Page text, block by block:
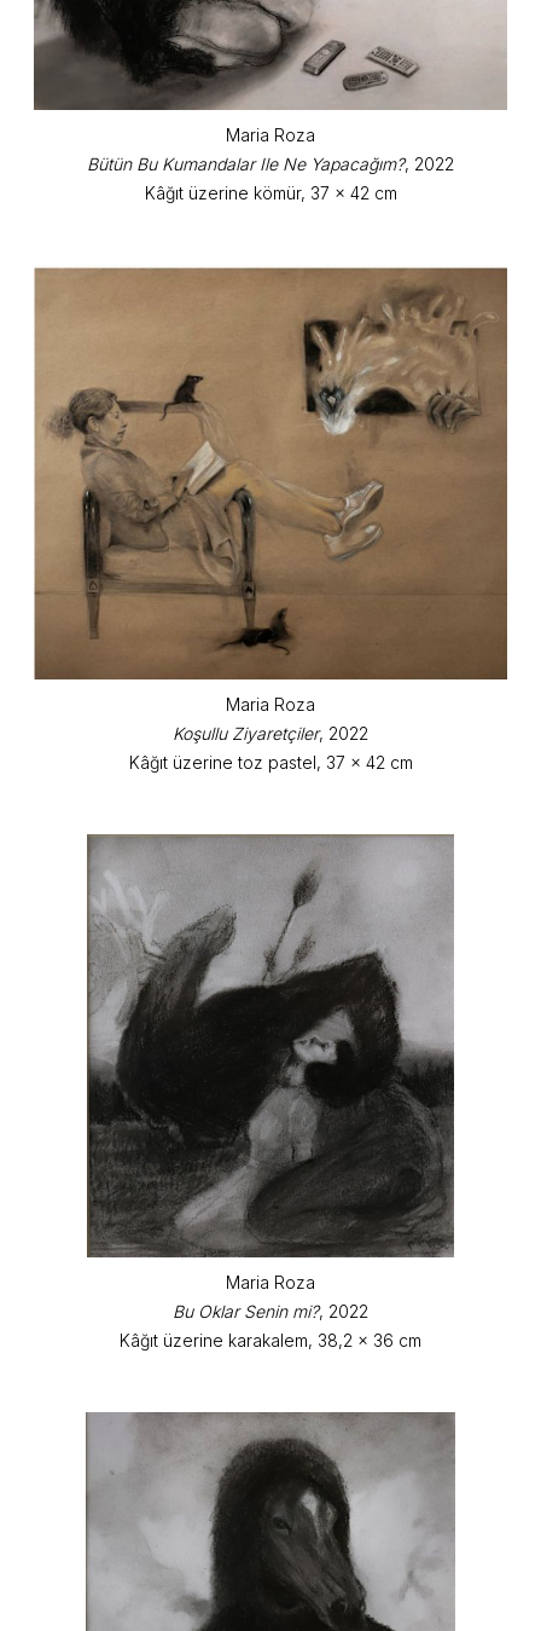
Maria Roza
Bütün Bu Kumandalar Ile Ne Yapacağım?, 2022
Kâğıt üzerine kömür, 37 x 42 cm
Maria Roza
Koşullu Ziyaretçiler, 2022
Kâğıt üzerine toz pastel, 37 x 42 cm
Maria Roza
Bu Oklar Senin mi?, 2022
Kâğıt üzerine karakalem, 38,2 x 36 cm